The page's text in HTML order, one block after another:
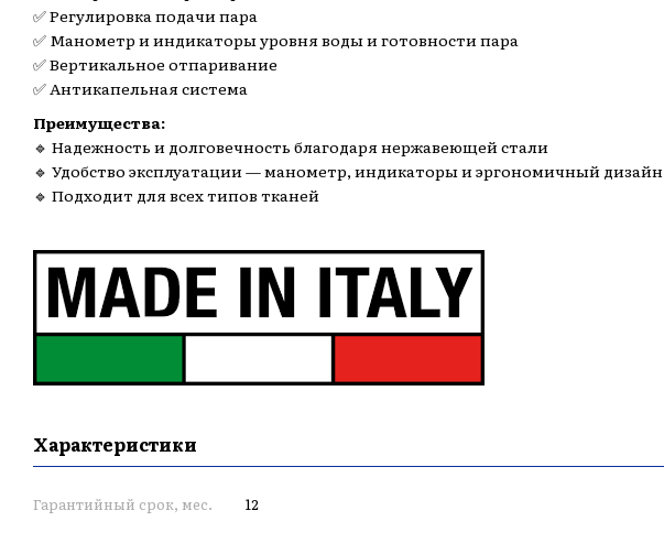
✅ Регулировка подачи пара
✅ Манометр и индикаторы уровня воды и готовности пара
✅ Вертикальное отпаривание
✅ Антикапельная система
Преимущества:
🔹 Надежность и долговечность благодаря нержавеющей стали
🔹 Удобство эксплуатации — манометр, индикаторы и эргономичный дизайн
🔹 Подходит для всех типов тканей
Характеристики
Гарантийный срок, мес. 12